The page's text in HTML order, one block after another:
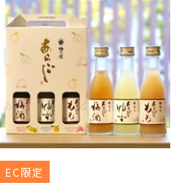
EC限定